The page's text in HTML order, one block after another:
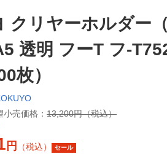
クリヤーホルダー
透明 フーT フ-
枚）
小売価格： 13,200円（税込）
円 （税込） セール